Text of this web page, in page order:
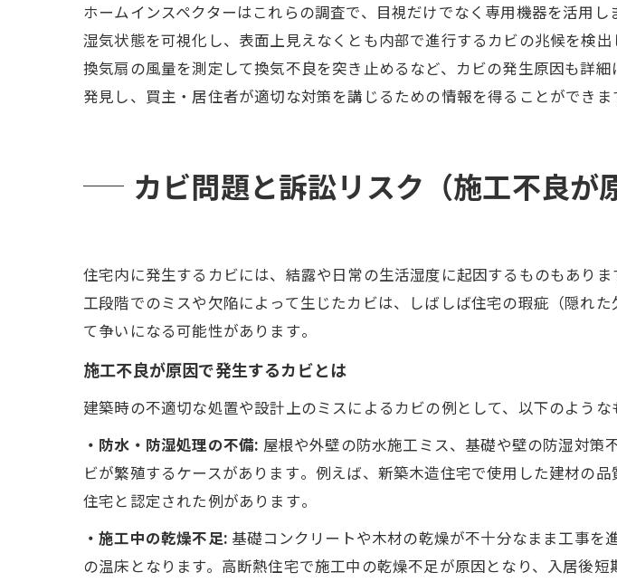
ホームインスペクターはこれらの調査で、目視だけでなく専用機器を活用
湿気状態を可視化し、表面上見えなくとも内部で進行するカビの兆候を検
換気扇の風量を測定して換気不良を突き止めるなど、カビの発生原因も詳
発見し、買主・居住者が適切な対策を講じるための情報を得ることができま
カビ問題と訴訟リスク（施工不良が
住宅内に発生するカビには、結露や日常の生活湿度に起因するものもあり
工段階でのミスや欠陥によって生じたカビは、しばしば住宅の瑕疵（隠れ
て争いになる可能性があります​。
施工不良が原因で発生するカビとは
建築時の不適切な処置や設計上のミスによるカビの例として、以下のような
・防水・防湿処理の不備: 屋根や外壁の防水施工ミス、基礎や壁の防湿対策
ビが繁殖するケースがあります​。例えば、新築木造住宅で使用した建材の
住宅と認定された例があります​。
・施工中の乾燥不足: 基礎コンクリートや木材の乾燥が不十分なまま工事
の温床となります。高断熱住宅で施工中の乾燥不足が原因となり、入居後